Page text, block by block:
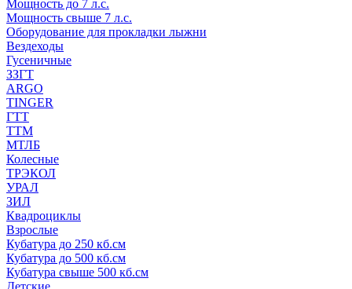
Мощность до 7 л.с.
Мощность свыше 7 л.с.
Оборудование для прокладки лыжни
Вездеходы
Гусеничные
ЗЗГТ
ARGO
TINGER
ГТТ
ТТМ
МТЛБ
Колесные
ТРЭКОЛ
УРАЛ
ЗИЛ
Квадроциклы
Взрослые
Кубатура до 250 кб.см
Кубатура до 500 кб.см
Кубатура свыше 500 кб.см
Детские